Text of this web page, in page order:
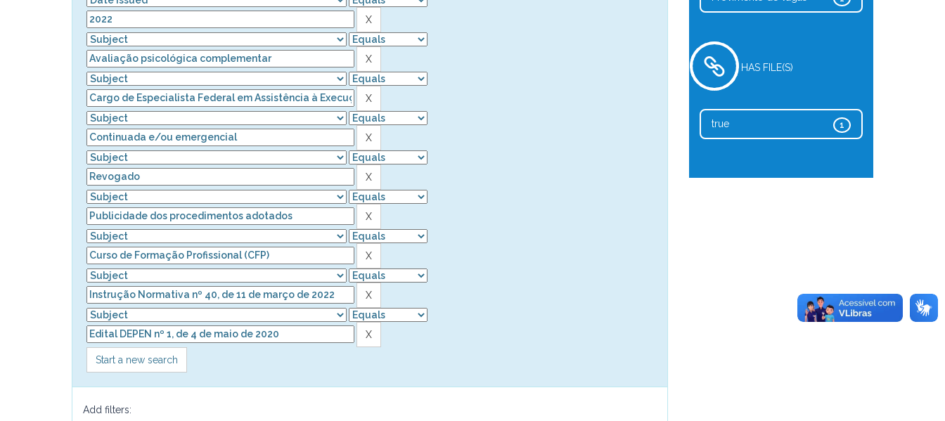
Start a new search
Add filters:
HAS FILE(S)
1
true